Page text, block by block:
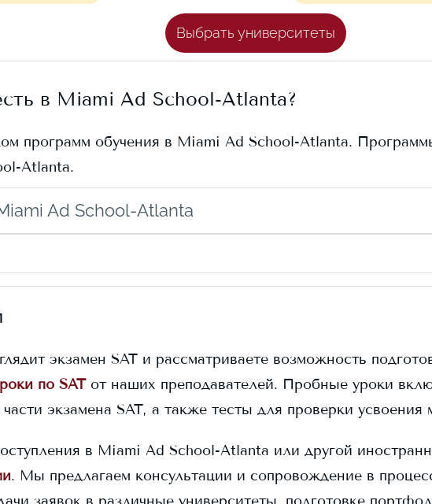
Выбрать университеты
в Miami Ad School-Atlanta?
программ обучения в Miami Ad School-Atlanta.
Atlanta.
Ad School-Atlanta
экзамен SAT и рассматриваете возможность
по SAT от наших преподавателей. Пробные уроки
экзамена SAT, а также тесты для проверки
в Miami Ad School-Atlanta или другой
. Мы предлагаем консультации и сопровождение в